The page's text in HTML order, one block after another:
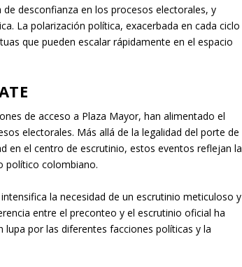
desconfianza en los procesos electorales, y
La polarización política, exacerbada en cada ciclo
que pueden escalar rápidamente en el espacio
de acceso a Plaza Mayor, han alimentado el
electorales. Más allá de la legalidad del porte de
en el centro de escrutinio, estos eventos reflejan la
político colombiano.
la necesidad de un escrutinio meticuloso y
entre el preconteo y el escrutinio oficial ha
por las diferentes facciones políticas y la